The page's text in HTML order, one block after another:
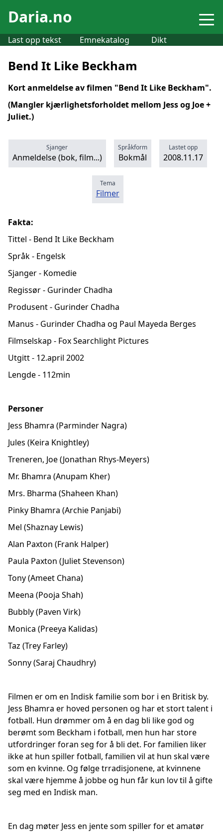
Daria.no
Last opp tekst Emnekatalog Dikt
Bend It Like Beckham
Kort anmeldelse av filmen "Bend It Like Beckham".
(Mangler kjærlighetsforholdet mellom Jess og Joe +
Juliet.)
Sjanger
Anmeldelse (bok, film...)
Språkform
Bokmål
Lastet opp
2008.11.17
Tema
Filmer
Fakta:
Tittel - Bend It Like Beckham
Språk - Engelsk
Sjanger - Komedie
Regissør - Gurinder Chadha
Produsent - Gurinder Chadha
Manus - Gurinder Chadha og Paul Mayeda Berges
Filmselskap - Fox Searchlight Pictures
Utgitt - 12.april 2002
Lengde - 112min
Personer
Jess Bhamra (Parminder Nagra)
Jules (Keira Knightley)
Treneren, Joe (Jonathan Rhys-Meyers)
Mr. Bhamra (Anupam Kher)
Mrs. Bharma (Shaheen Khan)
Pinky Bhamra (Archie Panjabi)
Mel (Shaznay Lewis)
Alan Paxton (Frank Halper)
Paula Paxton (Juliet Stevenson)
Tony (Ameet Chana)
Meena (Pooja Shah)
Bubbly (Paven Virk)
Monica (Preeya Kalidas)
Taz (Trey Farley)
Sonny (Saraj Chaudhry)
Filmen er om en Indisk familie som bor i en Britisk by.
Jess Bhamra er hoved personen og har et stort talent i
fotball. Hun drømmer om å en dag bli like god og
berømt som Beckham i fotball, men hun har store
utfordringer foran seg for å bli det. For familien liker
ikke at hun spiller fotball, familien vil at hun skal være
som en kvinne. Og følge trradisjonene, at kvinnene
skal være hjemme å jobbe og hun får kun lov til å gifte
seg med en Indisk man.
En dag møter Jess en jente som spiller for et amatør